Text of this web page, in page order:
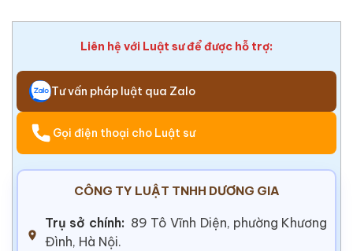
Liên hệ với Luật sư để được hỗ trợ:
Tư vấn pháp luật qua Zalo
Gọi điện thoại cho Luật sư
CÔNG TY LUẬT TNHH DƯƠNG GIA
Trụ sở chính: 89 Tô Vĩnh Diện, phường Khương
Đình, Hà Nội.